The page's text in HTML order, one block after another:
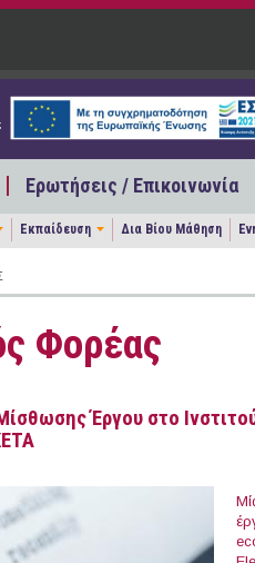
Ερωτήσεις / Επικοινωνία
Εκπαίδευση Δια Βίου Μάθηση
Φορέας
Έργου στο